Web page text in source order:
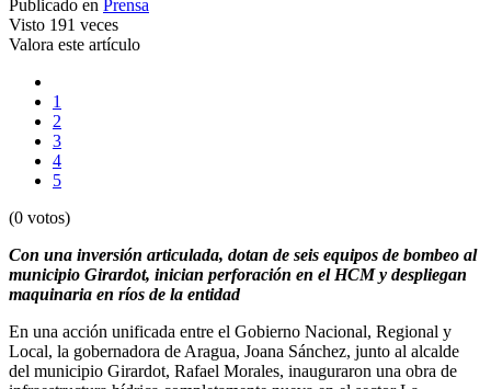
Publicado en Prensa
Visto 191 veces
Valora este artículo
1
2
3
4
5
(0 votos)
Con una inversión articulada, dotan de seis equipos de bombeo al
municipio Girardot, inician perforación en el HCM y despliegan
maquinaria en ríos de la entidad
En una acción unificada entre el Gobierno Nacional, Regional y
Local, la gobernadora de Aragua, Joana Sánchez, junto al alcalde
del municipio Girardot, Rafael Morales, inauguraron una obra de